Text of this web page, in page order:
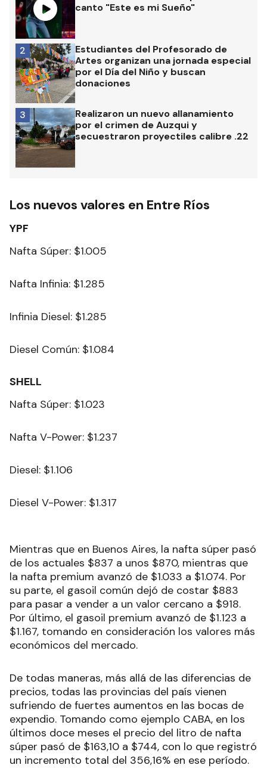
canto "Este es mi Sueño"
Estudiantes del Profesorado de
Artes organizan una jornada especial
por el Día del Niño y buscan
donaciones
2
Realizaron un nuevo allanamiento
por el crimen de Auzqui y
secuestraron proyectiles calibre .22
3
Los nuevos valores en Entre Ríos
YPF
Nafta Súper: $1.005
Nafta Infinia: $1.285
Infinia Diesel: $1.285
Diesel Común: $1.084
SHELL
Nafta Súper: $1.023
Nafta V-Power: $1.237
Diesel: $1.106
Diesel V-Power: $1.317
Mientras que en Buenos Aires, la nafta súper pasó
de los actuales $837 a unos $870, mientras que
la nafta premium avanzó de $1.033 a $1.074. Por
su parte, el gasoil común dejó de costar $883
para pasar a vender a un valor cercano a $918.
Por último, el gasoil premium avanzó de $1.123 a
$1.167, tomando en consideración los valores más
económicos del mercado.
De todas maneras, más allá de las diferencias de
precios, todas las provincias del país vienen
sufriendo de fuertes aumentos en las bocas de
expendio. Tomando como ejemplo CABA, en los
últimos doce meses el precio del litro de nafta
súper pasó de $163,10 a $744, con lo que registró
un incremento total del 356,16% en ese período.